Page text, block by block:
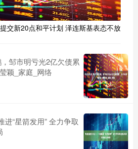
交新20点和平计划 泽连斯基表态不放
邹市明亏光2亿欠债累
颖_家庭_网络
“星箭发用” 全力争取